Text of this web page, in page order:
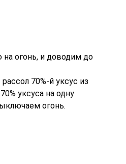
огонь, и доводим до
70%-й уксус из
уксуса на одну
огонь.